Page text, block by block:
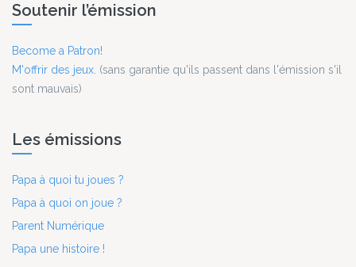
Soutenir l’émission
Become a Patron!
M'offrir des jeux. (sans garantie qu'ils passent dans l'émission s'il
sont mauvais)
Les émissions
Papa à quoi tu joues ?
Papa à quoi on joue ?
Parent Numérique
Papa une histoire !